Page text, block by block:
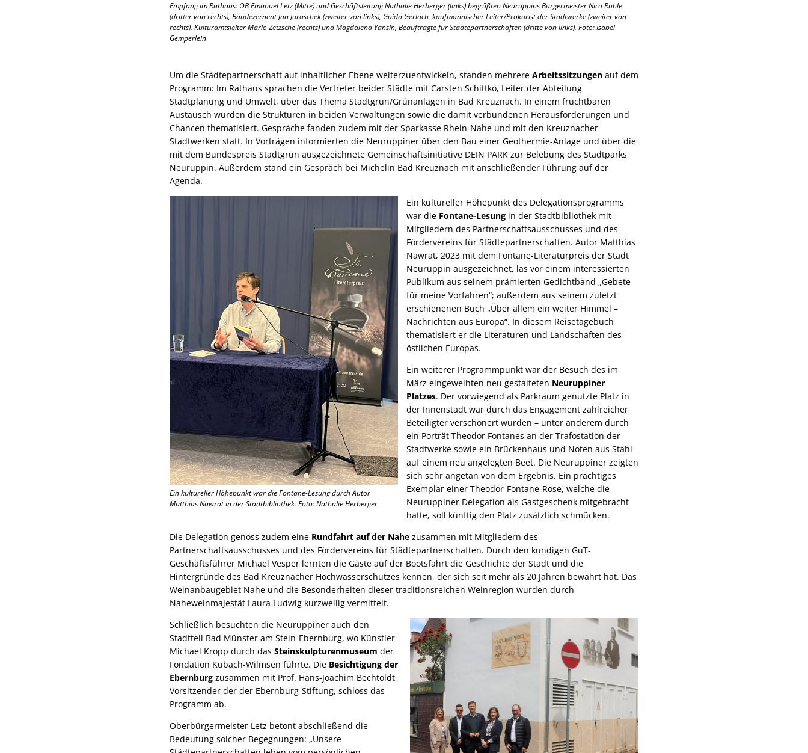
Empfang im Rathaus: OB Emanuel Letz (Mitte) und Geschäftsleitung Nathalie Herberger (links) begrüßten Neuruppins Bürgermeister Nico Ruhle
(dritter von rechts), Baudezernent Jan Juraschek (zweiter von links), Guido Gerlach, kaufmännischer Leiter/Prokurist der Stadtwerke (zweiter von
rechts), Kulturamtsleiter Mario Zetzsche (rechts) und Magdalena Yansin, Beauftragte für Städtepartnerschaften (dritte von links). Foto: Isabel
Gemperlein
Um die Städtepartnerschaft auf inhaltlicher Ebene weiterzuentwickeln, standen mehrere Arbeitssitzungen auf dem
Programm: Im Rathaus sprachen die Vertreter beider Städte mit Carsten Schittko, Leiter der Abteilung
Stadtplanung und Umwelt, über das Thema Stadtgrün/Grünanlagen in Bad Kreuznach. In einem fruchtbaren
Austausch wurden die Strukturen in beiden Verwaltungen sowie die damit verbundenen Herausforderungen und
Chancen thematisiert. Gespräche fanden zudem mit der Sparkasse Rhein-Nahe und mit den Kreuznacher
Stadtwerken statt. In Vorträgen informierten die Neuruppiner über den Bau einer Geothermie-Anlage und über die
mit dem Bundespreis Stadtgrün ausgezeichnete Gemeinschaftsinitiative DEIN PARK zur Belebung des Stadtparks
Neuruppin. Außerdem stand ein Gespräch bei Michelin Bad Kreuznach mit anschließender Führung auf der
Agenda.
Ein kultureller Höhepunkt war die Fontane-Lesung durch Autor
Matthias Nawrat in der Stadtbibliothek. Foto: Nathalie Herberger
Ein kultureller Höhepunkt des Delegationsprogramms
war die Fontane-Lesung in der Stadtbibliothek mit
Mitgliedern des Partnerschaftsausschusses und des
Fördervereins für Städtepartnerschaften. Autor Matthias
Nawrat, 2023 mit dem Fontane-Literaturpreis der Stadt
Neuruppin ausgezeichnet, las vor einem interessierten
Publikum aus seinem prämierten Gedichtband „Gebete
für meine Vorfahren“; außerdem aus seinem zuletzt
erschienenen Buch „Über allem ein weiter Himmel –
Nachrichten aus Europa“. In diesem Reisetagebuch
thematisiert er die Literaturen und Landschaften des
östlichen Europas.
Ein weiterer Programmpunkt war der Besuch des im
März eingeweihten neu gestalteten Neuruppiner
Platzes. Der vorwiegend als Parkraum genutzte Platz in
der Innenstadt war durch das Engagement zahlreicher
Beteiligter verschönert wurden – unter anderem durch
ein Porträt Theodor Fontanes an der Trafostation der
Stadtwerke sowie ein Brückenhaus und Noten aus Stahl
auf einem neu angelegten Beet. Die Neuruppiner zeigten
sich sehr angetan von dem Ergebnis. Ein prächtiges
Exemplar einer Theodor-Fontane-Rose, welche die
Neuruppiner Delegation als Gastgeschenk mitgebracht
hatte, soll künftig den Platz zusätzlich schmücken.
Die Delegation genoss zudem eine Rundfahrt auf der Nahe zusammen mit Mitgliedern des
Partnerschaftsausschusses und des Fördervereins für Städtepartnerschaften. Durch den kundigen GuT-
Geschäftsführer Michael Vesper lernten die Gäste auf der Bootsfahrt die Geschichte der Stadt und die
Hintergründe des Bad Kreuznacher Hochwasserschutzes kennen, der sich seit mehr als 20 Jahren bewährt hat. Das
Weinanbaugebiet Nahe und die Besonderheiten dieser traditionsreichen Weinregion wurden durch
Naheweinmajestät Laura Ludwig kurzweilig vermittelt.
Schließlich besuchten die Neuruppiner auch den
Stadtteil Bad Münster am Stein-Ebernburg, wo Künstler
Michael Kropp durch das Steinskulpturenmuseum der
Fondation Kubach-Wilmsen führte. Die Besichtigung der
Ebernburg zusammen mit Prof. Hans-Joachim Bechtoldt,
Vorsitzender der der Ebernburg-Stiftung, schloss das
Programm ab.
Oberbürgermeister Letz betont abschließend die
Bedeutung solcher Begegnungen: „Unsere